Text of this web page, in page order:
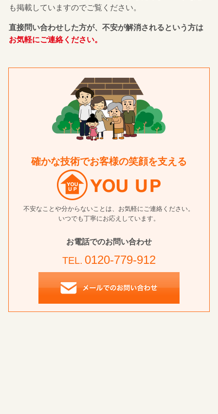
も掲載していますのでご覧ください。
直接問い合わせした方が、不安が解消されるという方は
お気軽にご連絡ください。
確かな技術でお客様の笑顔を支える
不安なことや分からないことは、お気軽にご連絡ください。
いつでも丁寧にお応えしています。
お電話でのお問い合わせ
TEL. 0120-779-912